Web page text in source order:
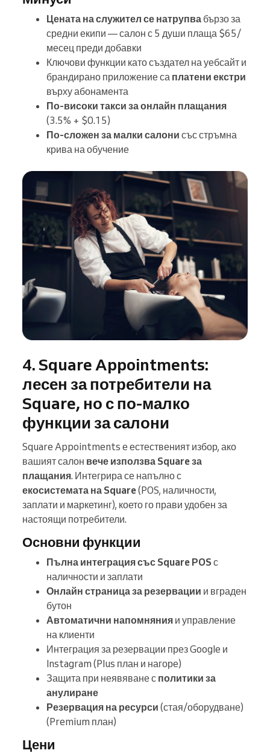
Цената на служител се натрупва бързо за
средни екипи — салон с 5 души плаща $65/
месец преди добавки
Ключови функции като създател на уебсайт и
брандирано приложение са платени екстри
върху абонамента
По-високи такси за онлайн плащания
(3.5% + $0.15)
По-сложен за малки салони със стръмна
крива на обучение
4. Square Appointments:
лесен за потребители на
Square, но с по-малко
функции за салони
Square Appointments е естественият избор, ако
вашият салон вече използва Square за
плащания. Интегрира се напълно с
екосистемата на Square(POS, наличности,
заплати и маркетинг), което го прави удобен за
настоящи потребители.
Основни функции
Пълна интеграция със Square POSс
наличности и заплати
Онлайн страница за резервации и вграден
бутон
Автоматични напомняния и управление
на клиенти
Интеграция за резервации през Google и
Instagram (Plus план и нагоре)
Защита при неявяване с политики за
анулиране
Резервация на ресурси (стая/оборудване)
(Premium план)
Цени